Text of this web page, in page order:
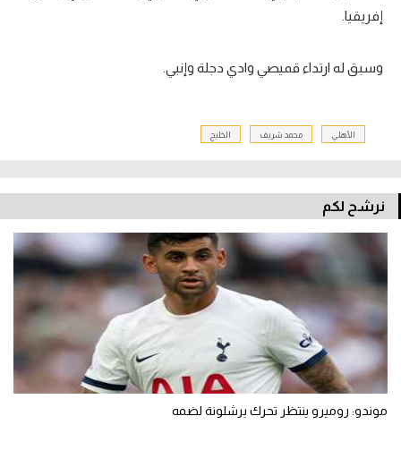
إفريقيا.
وسبق له ارتداء قميصي وادي دجلة وإنبي.
الأهلي محمد شريف الخليج
نرشح لكم
موندو: روميرو ينتظر تحرك برشلونة لضمه